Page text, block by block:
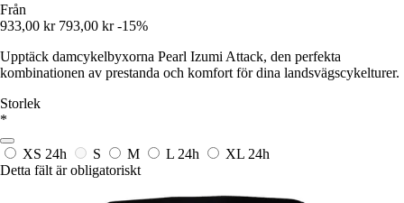
Från
933,00 kr 793,00 kr -15%
Upptäck damcykelbyxorna Pearl Izumi Attack, den perfekta
kombinationen av prestanda och komfort för dina landsvägscykelturer.
Storlek
*
XS 24h S M L 24h XL 24h
Detta fält är obligatoriskt